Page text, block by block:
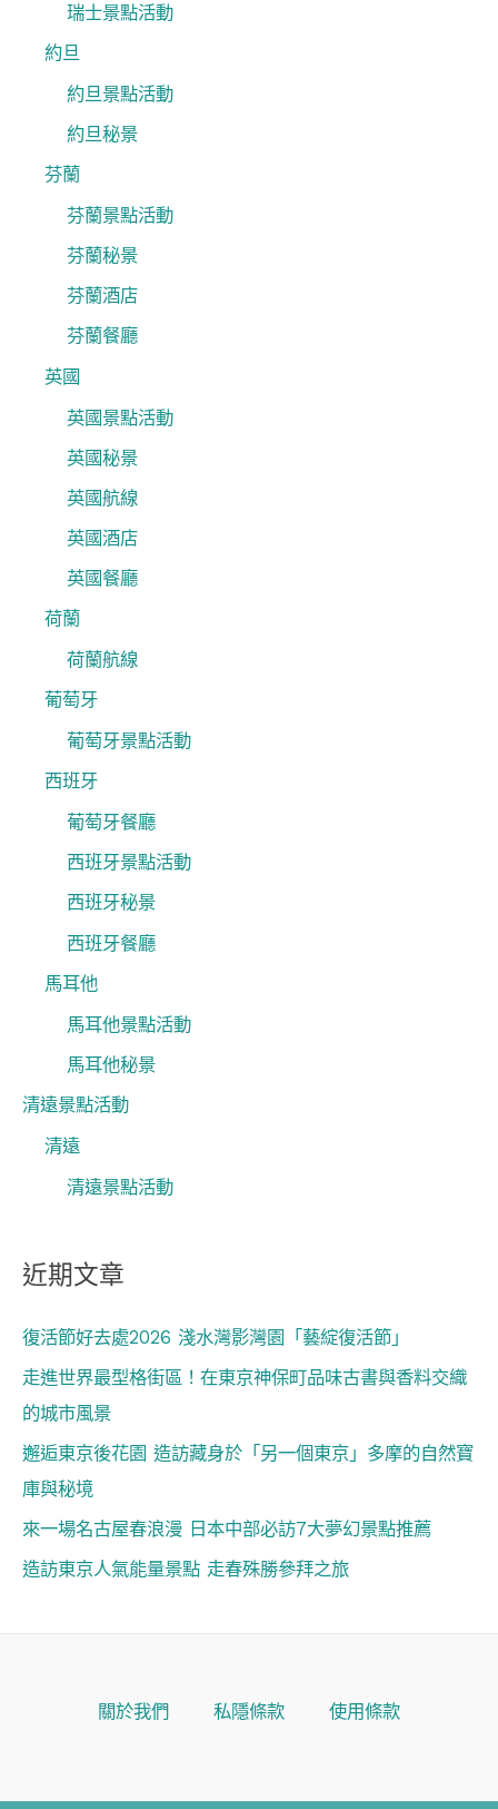
瑞士景點活動
約旦
約旦景點活動
約旦秘景
芬蘭
芬蘭景點活動
芬蘭秘景
芬蘭酒店
芬蘭餐廳
英國
英國景點活動
英國秘景
英國航線
英國酒店
英國餐廳
荷蘭
荷蘭航線
葡萄牙
葡萄牙景點活動
西班牙
葡萄牙餐廳
西班牙景點活動
西班牙秘景
西班牙餐廳
馬耳他
馬耳他景點活動
馬耳他秘景
清遠景點活動
清遠
清遠景點活動
近期文章
復活節好去處2026 淺水灣影灣園「藝綻復活節」
走進世界最型格街區！在東京神保町品味古書與香料交織
的城市風景
邂逅東京後花園 造訪藏身於「另一個東京」多摩的自然寶
庫與秘境
來一場名古屋春浪漫 日本中部必訪7大夢幻景點推薦
造訪東京人氣能量景點 走春殊勝參拜之旅
關於我們 私隱條款 使用條款